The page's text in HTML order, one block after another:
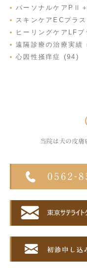
パーソナルケアPⅡ
スキンケアECプラ
ヒーリングケアLF
遠隔診療の治療実績
心因性掻痒症 (94)
当院は犬の皮膚